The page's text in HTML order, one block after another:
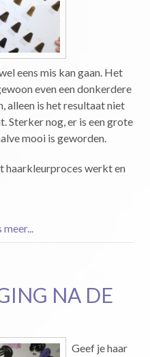
eens mis kan gaan. Het
even een donkerdere
alleen is het resultaat niet
Sterker nog, er is een grote
mooi is geworden.
haarkleurproces werkt en
meer...
NA DE
Geef je haar